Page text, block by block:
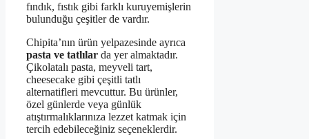
fındık, fıstık gibi farklı kuruyemişlerin
bulunduğu çeşitler de vardır.
Chipita’nın ürün yelpazesinde ayrıca
pasta ve tatlılar da yer almaktadır.
Çikolatalı pasta, meyveli tart,
cheesecake gibi çeşitli tatlı
alternatifleri mevcuttur. Bu ürünler,
özel günlerde veya günlük
atıştırmalıklarınıza lezzet katmak için
tercih edebileceğiniz seçeneklerdir.